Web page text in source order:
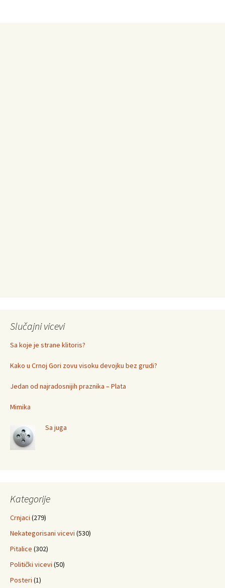
Slučajni vicevi
Sa koje je strane klitoris?
Kako u Crnoj Gori zovu visoku devojku bez grudi?
Jedan od najradosnijih praznika – Plata
Mimika
Sa juga
Kategorije
Crnjaci (279)
Nekategorisani vicevi (530)
Pitalice (302)
Politički vicevi (50)
Posteri (1)